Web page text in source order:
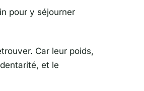
pour y séjourner
Car leur poids,
et le